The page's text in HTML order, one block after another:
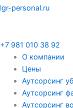
lgr-personal.ru
+7 981 010 38 92
О компании
Цены
Аутсорсинг
Аутсорсинг
Аутсорсинг